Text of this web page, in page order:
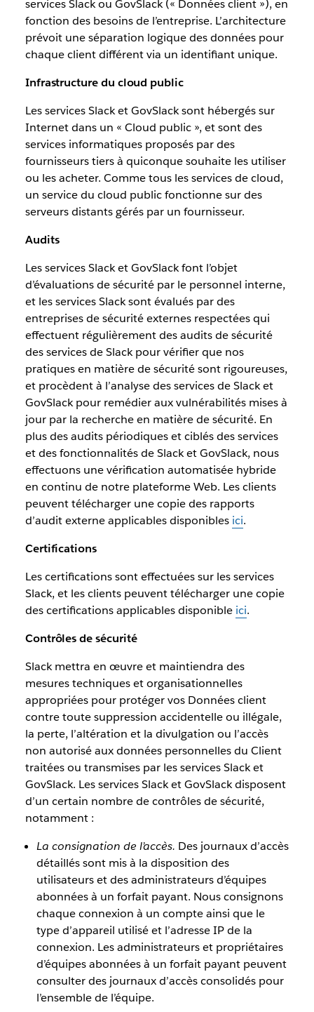
services Slack ou GovSlack (« Données client »), en
fonction des besoins de l’entreprise. L’architecture
prévoit une séparation logique des données pour
chaque client différent via un identifiant unique.
Infrastructure du cloud public
Les services Slack et GovSlack sont hébergés sur
Internet dans un « Cloud public », et sont des
services informatiques proposés par des
fournisseurs tiers à quiconque souhaite les utiliser
ou les acheter. Comme tous les services de cloud,
un service du cloud public fonctionne sur des
serveurs distants gérés par un fournisseur.
Audits
Les services Slack et GovSlack font l’objet
d’évaluations de sécurité par le personnel interne,
et les services Slack sont évalués par des
entreprises de sécurité externes respectées qui
effectuent régulièrement des audits de sécurité
des services de Slack pour vérifier que nos
pratiques en matière de sécurité sont rigoureuses,
et procèdent à l’analyse des services de Slack et
GovSlack pour remédier aux vulnérabilités mises à
jour par la recherche en matière de sécurité. En
plus des audits périodiques et ciblés des services
et des fonctionnalités de Slack et GovSlack, nous
effectuons une vérification automatisée hybride
en continu de notre plateforme Web. Les clients
peuvent télécharger une copie des rapports
d’audit externe applicables disponibles ici.
Certifications
Les certifications sont effectuées sur les services
Slack, et les clients peuvent télécharger une copie
des certifications applicables disponible ici.
Contrôles de sécurité
Slack mettra en œuvre et maintiendra des
mesures techniques et organisationnelles
appropriées pour protéger vos Données client
contre toute suppression accidentelle ou illégale,
la perte, l’altération et la divulgation ou l’accès
non autorisé aux données personnelles du Client
traitées ou transmises par les services Slack et
GovSlack. Les services Slack et GovSlack disposent
d’un certain nombre de contrôles de sécurité,
notamment :
La consignation de l’accès. Des journaux d’accès
détaillés sont mis à la disposition des
utilisateurs et des administrateurs d’équipes
abonnées à un forfait payant. Nous consignons
chaque connexion à un compte ainsi que le
type d’appareil utilisé et l’adresse IP de la
connexion. Les administrateurs et propriétaires
d’équipes abonnées à un forfait payant peuvent
consulter des journaux d’accès consolidés pour
l’ensemble de l’équipe.